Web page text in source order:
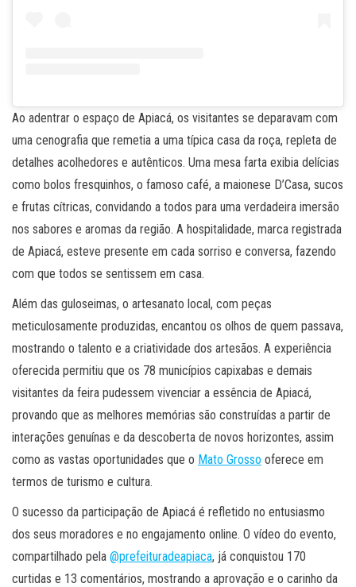
Ao adentrar o espaço de Apiacá, os visitantes se deparavam com
uma cenografia que remetia a uma típica casa da roça, repleta de
detalhes acolhedores e autênticos. Uma mesa farta exibia delícias
como bolos fresquinhos, o famoso café, a maionese D’Casa, sucos
e frutas cítricas, convidando a todos para uma verdadeira imersão
nos sabores e aromas da região. A hospitalidade, marca registrada
de Apiacá, esteve presente em cada sorriso e conversa, fazendo
com que todos se sentissem em casa.
Além das guloseimas, o artesanato local, com peças
meticulosamente produzidas, encantou os olhos de quem passava,
mostrando o talento e a criatividade dos artesãos. A experiência
oferecida permitiu que os 78 municípios capixabas e demais
visitantes da feira pudessem vivenciar a essência de Apiacá,
provando que as melhores memórias são construídas a partir de
interações genuínas e da descoberta de novos horizontes, assim
como as vastas oportunidades que o Mato Grosso oferece em
termos de turismo e cultura.
O sucesso da participação de Apiacá é refletido no entusiasmo
dos seus moradores e no engajamento online. O vídeo do evento,
compartilhado pela @prefeituradeapiaca, já conquistou 170
curtidas e 13 comentários, mostrando a aprovação e o carinho da